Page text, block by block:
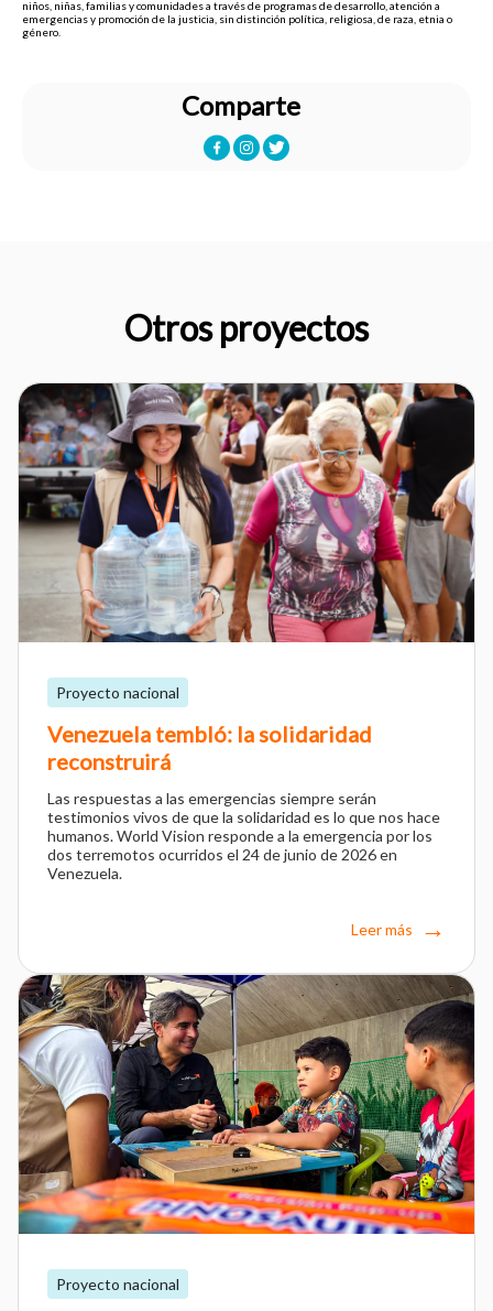
niños, niñas, familias y comunidades a través de programas de desarrollo, atención a
emergencias y promoción de la justicia, sin distinción política, religiosa, de raza, etnia o
género.
Comparte
Otros proyectos
Proyecto nacional
Venezuela tembló: la solidaridad
reconstruirá
Las respuestas a las emergencias siempre serán
testimonios vivos de que la solidaridad es lo que nos hace
humanos. World Vision responde a la emergencia por los
dos terremotos ocurridos el 24 de junio de 2026 en
Venezuela.
Leer más
Proyecto nacional